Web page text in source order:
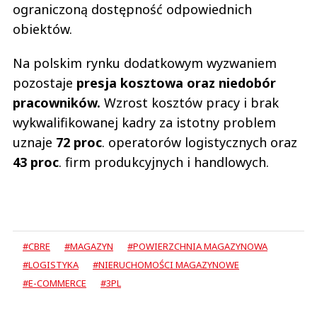
ograniczoną dostępność odpowiednich
obiektów.
Na polskim rynku dodatkowym wyzwaniem
pozostaje presja kosztowa oraz niedobór
pracowników. Wzrost kosztów pracy i brak
wykwalifikowanej kadry za istotny problem
uznaje 72 proc. operatorów logistycznych oraz
43 proc. firm produkcyjnych i handlowych.
#CBRE #MAGAZYN
#POWIERZCHNIA MAGAZYNOWA
#LOGISTYKA
#NIERUCHOMOŚCI MAGAZYNOWE
#E-COMMERCE
#3PL